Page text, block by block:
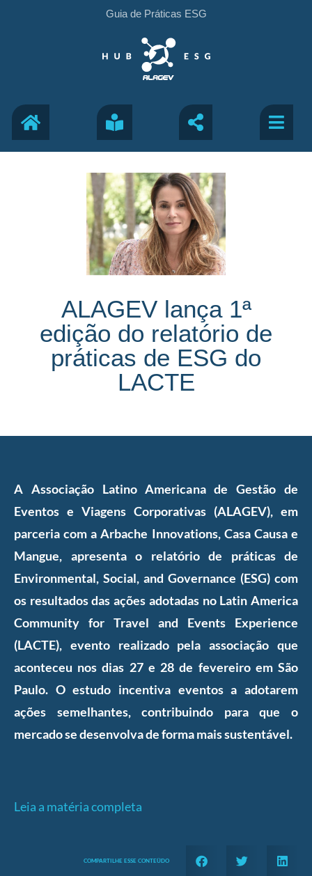
Guia de Práticas ESG
ALAGEV lança 1ª
edição do relatório de
práticas de ESG do
LACTE
A Associação Latino Americana de Gestão de
Eventos e Viagens Corporativas (ALAGEV), em
parceria com a Arbache Innovations, Casa Causa e
Mangue, apresenta o relatório de práticas de
Environmental, Social, and Governance (ESG) com
os resultados das ações adotadas no Latin America
Community for Travel and Events Experience
(LACTE), evento realizado pela associação que
aconteceu nos dias 27 e 28 de fevereiro em São
Paulo. O estudo incentiva eventos a adotarem
ações semelhantes, contribuindo para que o
mercado se desenvolva de forma mais sustentável.
Leia a matéria completa
COMPARTILHE ESSE CONTEÜDO